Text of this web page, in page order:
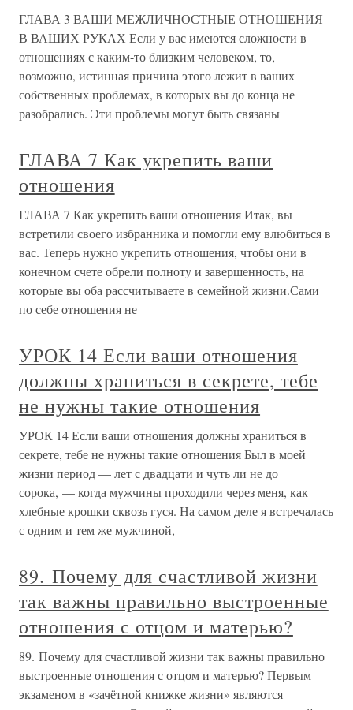
ГЛАВА 3 ВАШИ МЕЖЛИЧНОСТНЫЕ ОТНОШЕНИЯ
В ВАШИХ РУКАХ Если у вас имеются сложности в
отношениях с каким-то близким человеком, то,
возможно, истинная причина этого лежит в ваших
собственных проблемах, в которых вы до конца не
разобрались. Эти проблемы могут быть связаны
ГЛАВА 7 Как укрепить ваши
отношения
ГЛАВА 7 Как укрепить ваши отношения Итак, вы
встретили своего избранника и помогли ему влюбиться в
вас. Теперь нужно укрепить отношения, чтобы они в
конечном счете обрели полноту и завершенность, на
которые вы оба рассчитываете в семейной жизни.Сами
по себе отношения не
УРОК 14 Если ваши отношения
должны храниться в секрете, тебе
не нужны такие отношения
УРОК 14 Если ваши отношения должны храниться в
секрете, тебе не нужны такие отношения Был в моей
жизни период — лет с двадцати и чуть ли не до
сорока, — когда мужчины проходили через меня, как
хлебные крошки сквозь гуся. На самом деле я встречалась
с одним и тем же мужчиной,
89. Почему для счастливой жизни
так важны правильно выстроенные
отношения с отцом и матерью?
89. Почему для счастливой жизни так важны правильно
выстроенные отношения с отцом и матерью? Первым
экзаменом в «зачётной книжке жизни» являются